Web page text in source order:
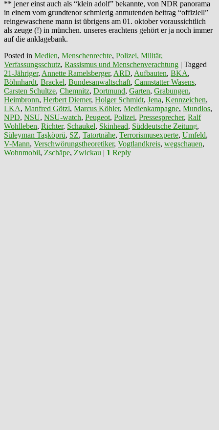
** jener einst auch als “klein adolf” bekannte, von NDR panorama
in einem vom grundtenor schmierig anmutenden beitrag “offiziell”
reingewaschene mann ist übrigens am 01. oktober voraussichtlich
als zeuge (!) in münchen. unseres erachtens gehört er ja noch immer
auf die anklagebank.
Posted in Medien, Menschenrechte, Polizei, Militär,
Verfassungsschutz, Rassismus und Menschenverachtung | Tagged
21-Jähriger, Annette Ramelsberger, ARD, Aufbauten, BKA,
Böhnhardt, Brackel, Bundesanwaltschaft, Cannstatter Wasens,
Carsten Schultze, Chemnitz, Dortmund, Garten, Grabungen,
Heimbronn, Herbert Diemer, Holger Schmidt, Jena, Kennzeichen,
LKA, Manfred Götzl, Marcus Köhler, Medienkampagne, Mundlos,
NPD, NSU, NSU-watch, Peugeot, Polizei, Pressesprecher, Ralf
Wohlleben, Richter, Schaukel, Skinhead, Süddeutsche Zeitung,
Süleyman Taşköprü, SZ, Tatortnähe, Terrorismusexperte, Umfeld,
V-Mann, Verschwörungstheoretiker, Vogtlandkreis, wegschauen,
Wohnmobil, Zschäpe, Zwickau | 1 Reply